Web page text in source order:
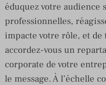
éduquez votre audience
professionnelles,
impacte votre rôle, et de
accordez-vous un
corporate de votre
le message. À l’échelle